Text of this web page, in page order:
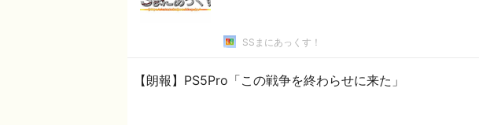
SSまにあっくす！
【朗報】PS5Pro「この戦争を終わらせに来た」